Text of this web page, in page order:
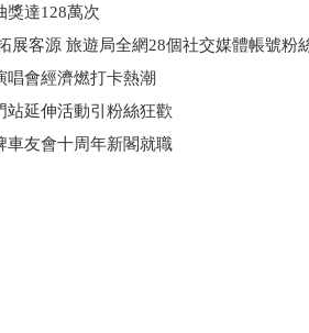
獎達128萬次
展客源 旅遊局全網28個社交媒體帳號粉
唱會經濟燃打卡熱潮
站延伸活動引粉絲狂歡
車友會十周年新閣就職